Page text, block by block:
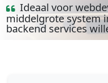
Ideaal voor
middelgrote system
backend services